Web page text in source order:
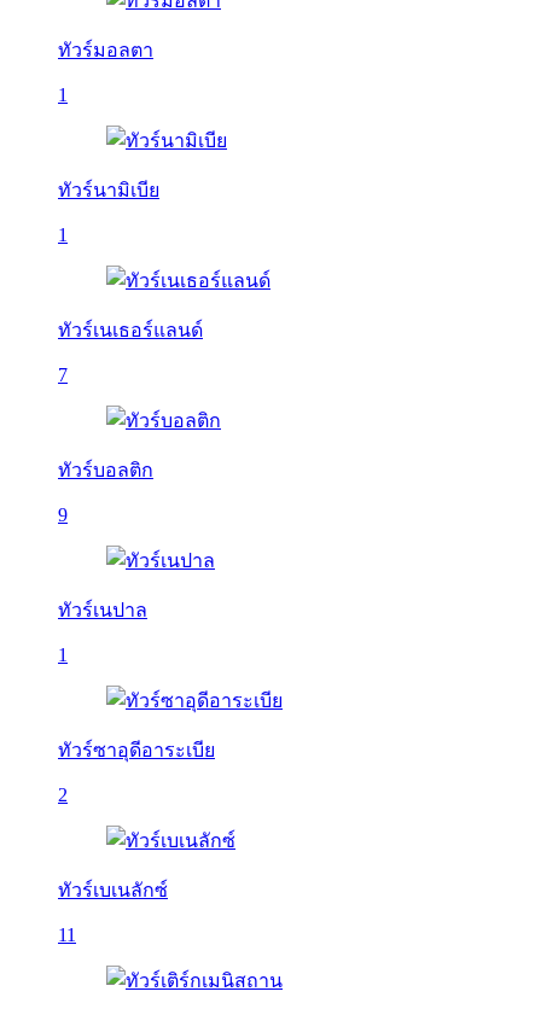
ทัวร์มอลตา
1
ทัวร์นามิเบีย
1
ทัวร์เนเธอร์แลนด์
7
ทัวร์บอลติก
9
ทัวร์เนปาล
1
ทัวร์ซาอุดีอาระเบีย
2
ทัวร์เบเนลักซ์
11